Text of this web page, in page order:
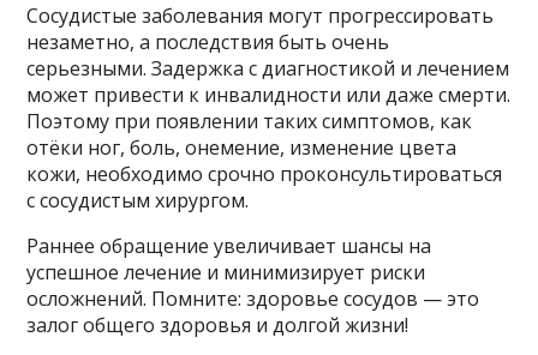
Сосудистые заболевания могут прогрессировать
незаметно, а последствия быть очень
серьезными. Задержка с диагностикой и лечением
может привести к инвалидности или даже смерти.
Поэтому при появлении таких симптомов, как
отёки ног, боль, онемение, изменение цвета
кожи, необходимо срочно проконсультироваться
с сосудистым хирургом.
Раннее обращение увеличивает шансы на
успешное лечение и минимизирует риски
осложнений. Помните: здоровье сосудов — это
залог общего здоровья и долгой жизни!